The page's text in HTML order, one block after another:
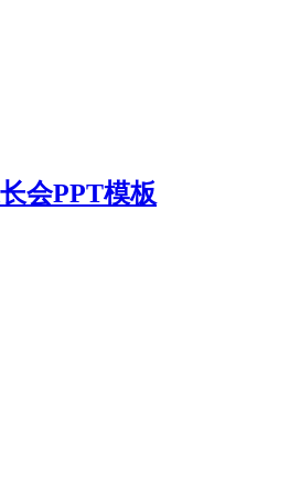
会PPT模板